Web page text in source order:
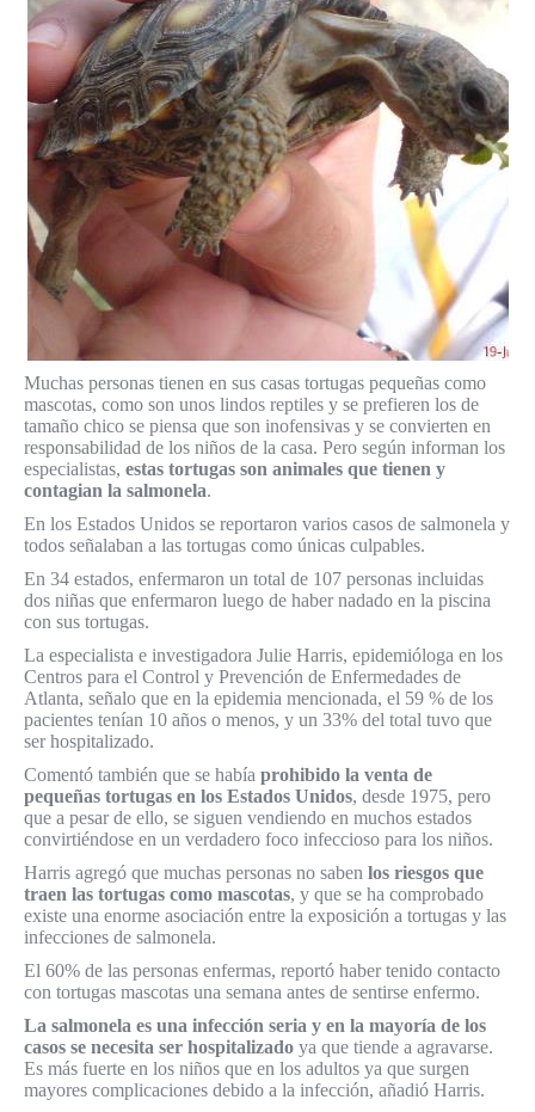
Muchas personas tienen en sus casas tortugas pequeñas como
mascotas, como son unos lindos reptiles y se prefieren los de
tamaño chico se piensa que son inofensivas y se convierten en
responsabilidad de los niños de la casa. Pero según informan los
especialistas, estas tortugas son animales que tienen y
contagian la salmonela.
En los Estados Unidos se reportaron varios casos de salmonela y
todos señalaban a las tortugas como únicas culpables.
En 34 estados, enfermaron un total de 107 personas incluidas
dos niñas que enfermaron luego de haber nadado en la piscina
con sus tortugas.
La especialista e investigadora Julie Harris, epidemióloga en los
Centros para el Control y Prevención de Enfermedades de
Atlanta, señalo que en la epidemia mencionada, el 59 % de los
pacientes tenían 10 años o menos, y un 33% del total tuvo que
ser hospitalizado.
Comentó también que se había prohibido la venta de
pequeñas tortugas en los Estados Unidos, desde 1975, pero
que a pesar de ello, se siguen vendiendo en muchos estados
convirtiéndose en un verdadero foco infeccioso para los niños.
Harris agregó que muchas personas no saben los riesgos que
traen las tortugas como mascotas, y que se ha comprobado
existe una enorme asociación entre la exposición a tortugas y las
infecciones de salmonela.
El 60% de las personas enfermas, reportó haber tenido contacto
con tortugas mascotas una semana antes de sentirse enfermo.
La salmonela es una infección seria y en la mayoría de los
casos se necesita ser hospitalizado ya que tiende a agravarse.
Es más fuerte en los niños que en los adultos ya que surgen
mayores complicaciones debido a la infección, añadió Harris.